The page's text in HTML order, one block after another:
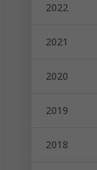
2022
2021
2020
2019
2018